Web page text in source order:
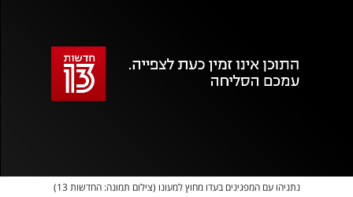
נתניהו עם המפגינים בעדו מחוץ למעונו (צילום תמונה: החדשות 13)